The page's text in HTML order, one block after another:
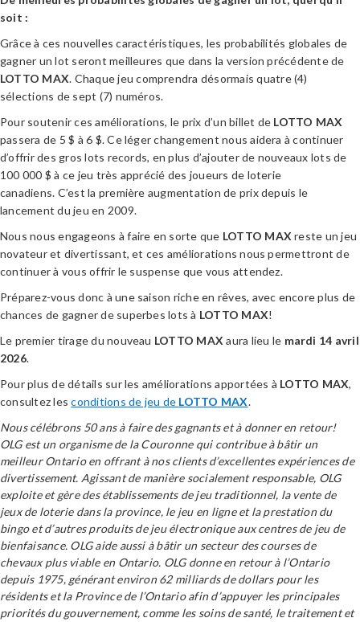
soit :
Grâce à ces nouvelles caractéristiques, les probabilités globales de
gagner un lot seront meilleures que dans la version précédente de
LOTTO MAX. Chaque jeu comprendra désormais quatre (4)
sélections de sept (7) numéros.
Pour soutenir ces améliorations, le prix d’un billet de LOTTO MAX
passera de 5 $ à 6 $. Ce léger changement nous aidera à continuer
d’offrir des gros lots records, en plus d’ajouter de nouveaux lots de
100 000 $ à ce jeu très apprécié des joueurs de loterie
canadiens. C’est la première augmentation de prix depuis le
lancement du jeu en 2009.
Nous nous engageons à faire en sorte que LOTTO MAX reste un jeu
novateur et divertissant, et ces améliorations nous permettront de
continuer à vous offrir le suspense que vous attendez.
Préparez-vous donc à une saison riche en rêves, avec encore plus de
chances de gagner de superbes lots à LOTTO MAX!
Le premier tirage du nouveau LOTTO MAX aura lieu le mardi 14 avril
2026.
Pour plus de détails sur les améliorations apportées à LOTTO MAX,
consultez lesconditions de jeu de LOTTO MAX.
Nous célébrons 50 ans à faire des gagnants et à donner en retour!
OLG est un organisme de la Couronne qui contribue à bâtir un
meilleur Ontario en offrant à nos clients d’excellentes expériences de
divertissement. Agissant de manière socialement responsable, OLG
exploite et gère des établissements de jeu traditionnel, la vente de
jeux de loterie dans la province, le jeu en ligne et la prestation du
bingo et d’autres produits de jeu électronique aux centres de jeu de
bienfaisance. OLG aide aussi à bâtir un secteur des courses de
chevaux plus viable en Ontario. OLG donne en retour à l’Ontario
depuis 1975, générant environ 62 milliards de dollars pour les
résidents et la Province de l’Ontario afin d’appuyer les principales
priorités du gouvernement, comme les soins de santé, le traitement et